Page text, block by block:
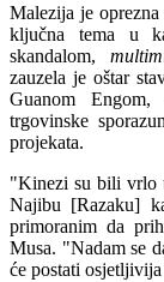
Malezija je
ključna tema u
skandalom,
zauzela je oštar
Guanom
trgovinske
projekata.
"Kinezi su bili vrlo
Najibu [Razaku]
primoranim da
Musa. "Nadam se
će postati